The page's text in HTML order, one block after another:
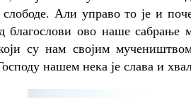
Али управо то је и
благослови ово наше сабрање
су нам својим
нашем нека је слава и